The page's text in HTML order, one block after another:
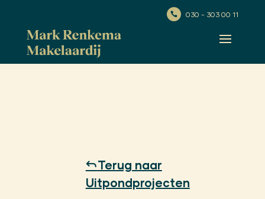
 030 - 303 00 11
Terug naar
Uitpondprojecten